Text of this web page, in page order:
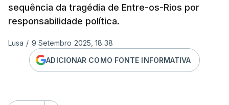
sequência da tragédia de Entre-os-Rios por
responsabilidade política.
Lusa / 9 Setembro 2025, 18:38
ADICIONAR COMO FONTE INFORMATIVA